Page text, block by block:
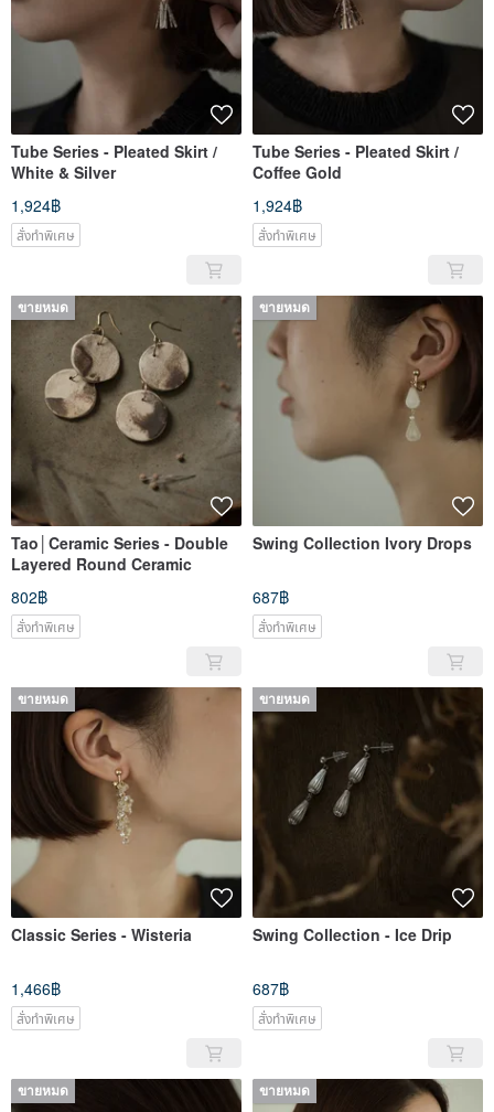
Tube Series - Pleated Skirt /
White & Silver
1,924฿
สั่งทำพิเศษ
Tube Series - Pleated Skirt /
Coffee Gold
1,924฿
สั่งทำพิเศษ
ขายหมด
Tao│Ceramic Series - Double
Layered Round Ceramic
802฿
สั่งทำพิเศษ
ขายหมด
Swing Collection Ivory Drops
687฿
สั่งทำพิเศษ
ขายหมด
Classic Series - Wisteria
1,466฿
สั่งทำพิเศษ
ขายหมด
Swing Collection - Ice Drip
687฿
สั่งทำพิเศษ
ขายหมด ขายหมด